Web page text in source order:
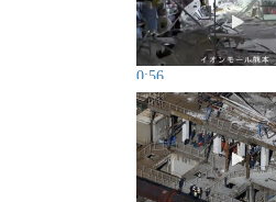
動画
0:56
動画